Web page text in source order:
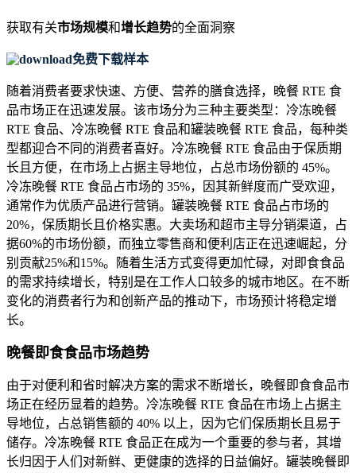
获取有关市场规模和增长趋势的全面洞察
免费下载样本
随着消费者要求快速、方便、营养的膳食选择，晚餐 RTE 食
品市场正在迅速发展。该市场分为三种主要类型：冷冻晚餐
RTE 食品、冷冻晚餐 RTE 食品和罐装晚餐 RTE 食品，每种类
型都迎合不同的消费者喜好。冷冻晚餐 RTE 食品由于保质期
长且方便，在市场上占据主导地位，占总市场份额的 45%。
冷冻晚餐 RTE 食品占市场的 35%，因其新鲜度而广受欢迎，
通常作为优质产品进行营销。罐装晚餐 RTE 食品占市场的
20%，保质期长且价格实惠。大卖场和超市主导分销渠道，占
据60%的市场份额，而独立零售商和便利店正在迅速崛起，分
别贡献25%和15%。随着生活方式变得更加忙碌，对即食食品
的需求持续增长，特别是在工作人口较多的城市地区。在不断
变化的消费者行为和创新产品的推动下，市场预计将稳定增
长。
晚餐即食食品市场趋势
由于对便利和省时解决方案的需求不断增长，晚餐即食食品市
场正在经历显着的趋势。冷冻晚餐 RTE 食品在市场上占据主
导地位，占总销售额的 40% 以上，因为它们保质期长且易于
储存。冷冻晚餐 RTE 食品正在成为一个重要的参与者，其增
长归因于人们对新鲜、更健康的选择的日益偏好。罐装晚餐即